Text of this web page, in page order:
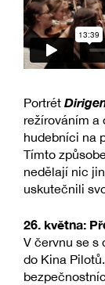
Portrét
režírováním a
hudebníci na
Tímto
nedělají nic
uskutečnili
26. května:
V červnu se s
do Kina